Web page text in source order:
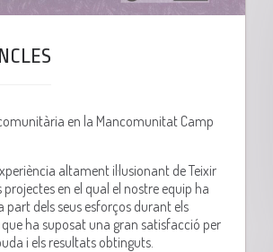
en la Mancomunitat Camp
altament il·lusionant de Teixir
projectes en el qual el nostre equip ha
part dels seus esforços durant els
ha suposat una gran satisfacció per
i els resultats obtinguts.